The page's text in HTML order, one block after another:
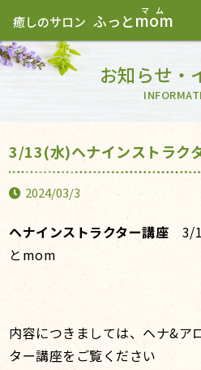
癒しのサロン ふっとmom
お知らせ・
3/13(水)ヘナインストラク
2024/03/3
ヘナインストラクター講座 3/
とmom
内容につきましては、ヘナ&
ター講座をご覧ください